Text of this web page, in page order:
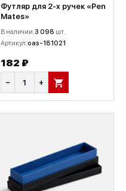
Футляр для 2-х ручек «Pen
Mates»
В наличии:3 098 шт.
Артикул:oas-181021
182 ₽
− + В КОРЗИНУ